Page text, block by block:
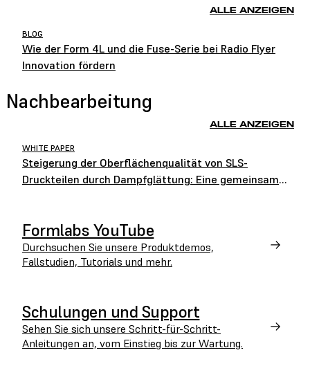
ALLE ANZEIGEN
BLOG
Wie der Form 4L und die Fuse-Serie bei Radio Flyer
Innovation fördern
Nachbearbeitung
ALLE ANZEIGEN
WHITE PAPER
Steigerung der Oberflächenqualität von SLS-
Druckteilen durch Dampfglättung: Eine gemeinsame
Formlabs YouTube
Durchsuchen Sie unsere Produktdemos,
Fallstudien, Tutorials und mehr.
Schulungen und Support
Sehen Sie sich unsere Schritt-für-Schritt-
Anleitungen an, vom Einstieg bis zur Wartung.